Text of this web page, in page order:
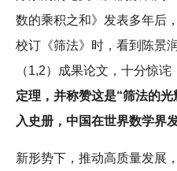
数的乘积之和》发表多年后
校订《筛法》时，看到陈景
（1,2）成果论文，十分惊
定理，并称赞这是“筛法的
入史册，中国在世界数学界
新形势下，推动高质量发展